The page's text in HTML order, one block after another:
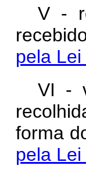
V -
pela
VI -
forma
pela